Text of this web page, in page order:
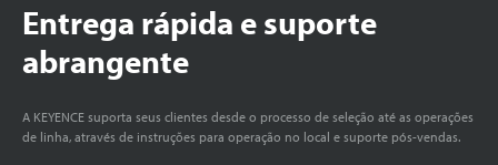
Entrega rápida e suporte
abrangente
A KEYENCE suporta seus clientes desde o processo de seleção até as operações
de linha, através de instruções para operação no local e suporte pós-vendas.